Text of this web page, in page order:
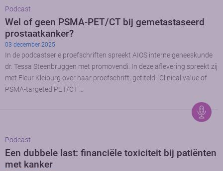
Podcast
Wel of geen PSMA-PET/CT bij gemetastaseerd
prostaatkanker?
03 december 2025
In de podcastserie proefschriften spreekt AIOS interne geneeskunde
dr. Tessa Steenbruggen met promovendi. In deze aflevering spreekt zij
met Fleur Kleiburg over haar proefschrift, getiteld: ‘Clinical value of
PSMA-targeted PET/CT …
Podcast
Een dubbele last: financiële toxiciteit bij patiënten
met kanker